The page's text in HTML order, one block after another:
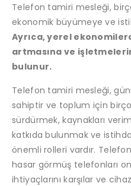
Telefon tamiri mesleği,
ekonomik büyümeye ve
Ayrıca, yerel
artmasına ve
bulunur.
Telefon tamiri mesleği,
sahiptir ve toplum için
sürdürmek, kaynakları
katkıda bulunmak ve
önemli rolleri vardır.
hasar görmüş telefonları
ihtiyaçlarını karşılar ve